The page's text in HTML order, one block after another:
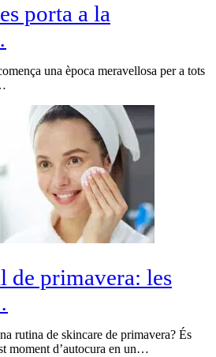
porta a la
una època meravellosa per a tots
de primavera: les
rutina de skincare de primavera? És
moment d’autocura en un…